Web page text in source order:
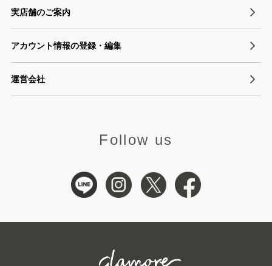
実店舗のご案内
アカウント情報の登録・編集
運営会社
Follow us